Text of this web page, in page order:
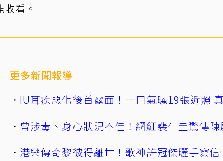
看。
更多新聞報導
IU耳疾惡化後首露面！一口氣曬19張近照
曾涉毒、身心狀況不佳！網紅裴仁圭驚傳
港樂傳奇黎彼得離世！歌神許冠傑曬手寫